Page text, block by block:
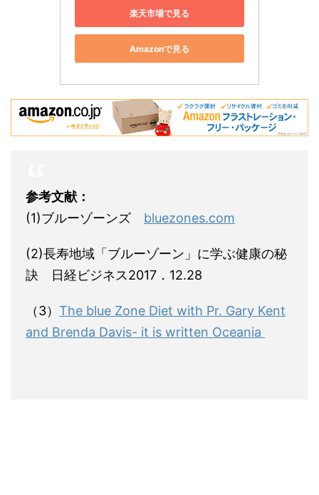
楽天市場で見る
Amazonで見る
参考文献：
(1)ブルーゾーンズ bluezones.com
(2)長寿地域「ブルーゾーン」に学ぶ健康の秘
訣 日経ビジネス2017．12.28
（3） The blue Zone Diet with Pr. Gary Kent
and Brenda Davis- it is written Oceania